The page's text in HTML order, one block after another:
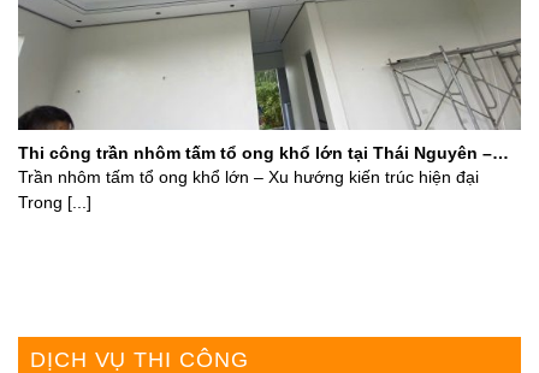
Thi công trần nhôm tấm tổ ong khổ lớn tại Thái Nguyên –
Giải pháp đẳng cấp từ Âu Việt
Trần nhôm tấm tổ ong khổ lớn – Xu hướng kiến trúc hiện đại
Trong [...]
DỊCH VỤ THI CÔNG